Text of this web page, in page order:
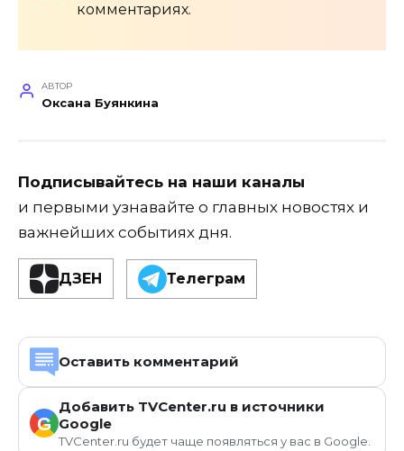
комментариях.
АВТОР
Оксана Буянкина
Подписывайтесь на наши каналы
и первыми узнавайте о главных новостях и
важнейших событиях дня.
ДЗЕН Телеграм
Оставить комментарий
G
Добавить TVCenter.ru в источники
Google
TVCenter.ru будет чаще появляться у вас в Google.